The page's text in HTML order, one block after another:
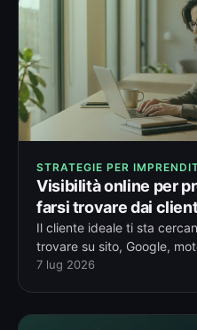
STRATEGIE PER
Visibilità online per
farsi trovare dai
Il cliente ideale ti sta
trovare su sito, Google,
7 lug 2026